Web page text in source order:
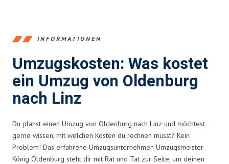
INFORMATIONEN
Umzugskosten: Was kostet
ein Umzug von Oldenburg
nach Linz
Du planst einen Umzug von Oldenburg nach Linz und möchtest
gerne wissen, mit welchen Kosten du rechnen musst? Kein
Problem! Das erfahrene Umzugsunternehmen Umzugsmeister
König Oldenburg steht dir mit Rat und Tat zur Seite, um deinen